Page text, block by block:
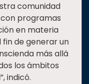
comunidad
programas
en materia
fin de generar un
más allá
los ámbitos
indicó.